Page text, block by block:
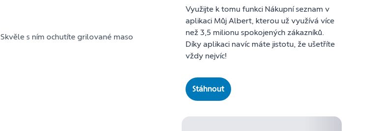
s ním ochutíte grilované maso
Využijte k tomu funkci Nákupní seznam v
aplikaci Můj Albert, kterou už využívá více
než 3,5 milionu spokojených zákazníků.
Díky aplikaci navíc máte jistotu, že ušetříte
vždy nejvíc!
Stáhnout